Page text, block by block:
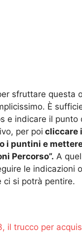
sfruttare questa
È
e indicare il punto
per poi cliccare
i puntini e
Percorso”. A
le indicazioni
ci si potrà pentire.
il trucco per